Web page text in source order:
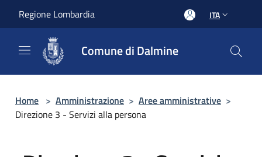
Regione Lombardia ITA
Comune di Dalmine
Home > Amministrazione > Aree amministrative >
Direzione 3 - Servizi alla persona